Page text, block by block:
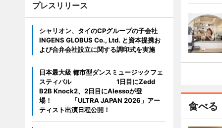
食べる
プレスリリース
シャリオン、タイのCPグループの子会社
INGENS GLOBUS Co., Ltd. と資本提携お
よび合弁会社設立に関する調印式を実施
日本最大級 都市型ダンスミュージックフェ
スティバル 1日目にZedd
B2B Knock2、2日目にAlessoが登
場！ 「ULTRA JAPAN 2026」アー
ティスト出演日程公開！